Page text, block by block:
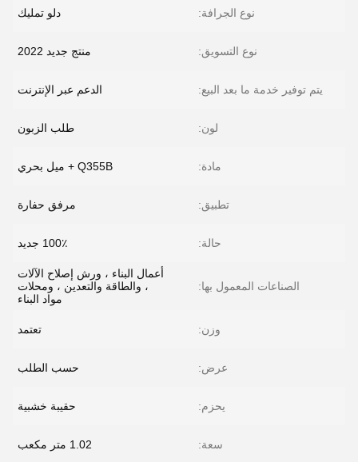
نوع الجرافة: دلو تمليك
نوع التسويق: منتج جديد 2022
يتم توفير خدمة ما بعد البيع: الدعم عبر الإنترنت
لون: طلب الزبون
مادة: Q355B + ميل بحري
تطبيق: مرفق حفارة
حالة: 100٪ جديد
الصناعات المعمول بها:
أعمال البناء ، ورش إصلاح الآلات
، والطاقة والتعدين ، ومحلات
مواد البناء
وزن: تعتمد
عرض: حسب الطلب
يحزم: حقيبة خشبية
سعة: 1.02 متر مكعب